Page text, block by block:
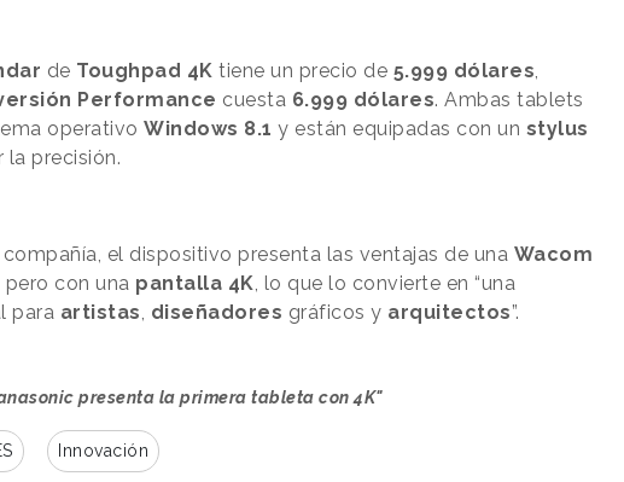
de Toughpad 4K tiene un precio de 5.999 dólares,
Performance cuesta 6.999 dólares. Ambas tablets
operativo Windows 8.1 y están equipadas con un stylus
la precisión.
el dispositivo presenta las ventajas de una Wacom
pero con una pantalla 4K, lo que lo convierte en “una
para artistas, diseñadores gráficos y arquitectos”.
presenta la primera tableta con 4K"
Innovación